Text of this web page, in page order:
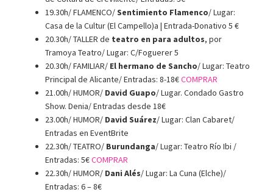
19.30h/ FLAMENCO/Sentimiento Flamenco/ Lugar:
Casa de la Cultur (El Campello)a | Entrada-Donativo 5 €
20.30h/ TALLER de teatro en para adultos, por
Tramoya Teatro/ Lugar: C/Foguerer 5
20.30h/ FAMILIAR/ El hermano de Sancho/ Lugar: Teatro
Principal de Alicante/ Entradas: 8-18€COMPRAR
21.00h/ HUMOR/ David Guapo/ Lugar. Condado Gastro
Show. Denia/ Entradas desde 18€
23.00h/ HUMOR/ David Suárez/ Lugar: Clan Cabaret/
Entradas en EventBrite
22.30h/ TEATRO/ Burundanga/ Lugar: Teatro Río Ibi /
Entradas: 5€COMPRAR
22.30h/ HUMOR/ Dani Alés/ Lugar: La Cuna (Elche)/
Entradas: 6 – 8€